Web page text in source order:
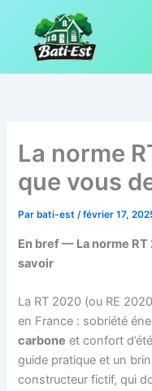
contenu
La norme
que vous
Par bati-est/février 17,
En bref — La norme
savoir
La RT 2020 (ou RE
en France : sobriété
carbone et confort
guide pratique et un
constructeur fictif, qui